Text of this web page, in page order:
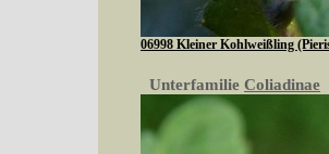
06998 Kleiner Kohlweißling
Unterfamilie Coliadinae